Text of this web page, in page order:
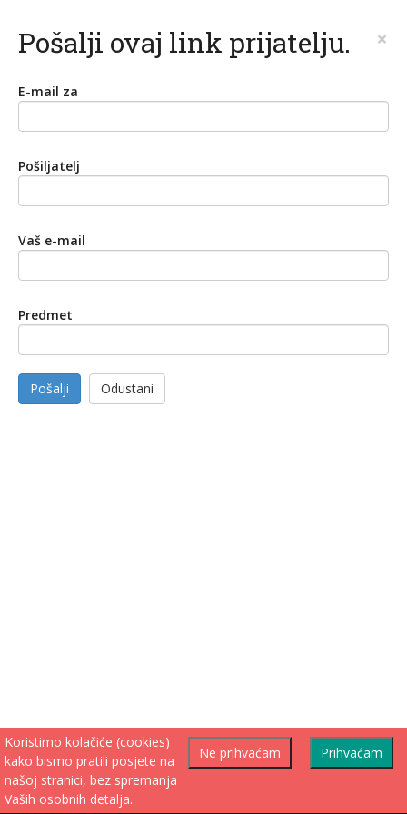
Pošalji ovaj link prijatelju. ×
E-mail za
Pošiljatelj
Vaš e-mail
Predmet
Pošalji Odustani
Prihvaćam
Ne prihvaćam
Koristimo kolačiće (cookies)
kako bismo pratili posjete na
našoj stranici, bez spremanja
Vaših osobnih detalja.